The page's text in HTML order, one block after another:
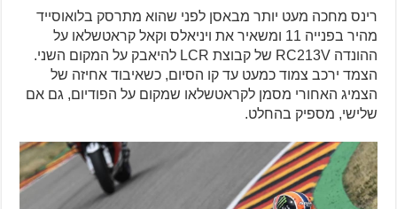
רינס מחכה מעט יותר מבאסן לפני שהוא מתרסק בלואוסייד
מהיר בפנייה 11 ומשאיר את ויניאלס וקאל קראטשלאו על
ההונדה RC213V של קבוצת LCR להיאבק על המקום השני.
הצמד ירכב צמוד כמעט עד קו הסיום, כשאיבוד אחיזה של
הצמיג האחורי מסמן לקראטשלאו שמקום על הפודיום, גם אם
שלישי, מספיק בהחלט.